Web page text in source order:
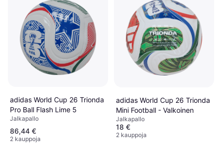
adidas World Cup 26 Trionda
Pro Ball Flash Lime 5
Jalkapallo
86,44 €
2 kauppoja
adidas World Cup 26 Trionda
Mini Football - Valkoinen
Jalkapallo
18 €
2 kauppoja